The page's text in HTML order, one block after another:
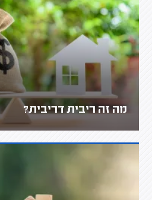
מה זה ריבית דריבית?